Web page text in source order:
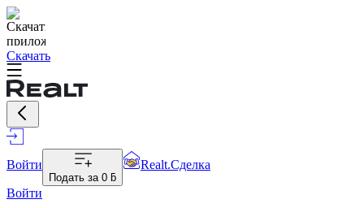
Скачать
Войти
Подать за 0 ƃ
Realt.Сделка
Войти